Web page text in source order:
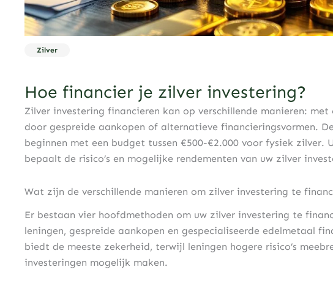
Zilver
Hoe financier je zilver investering?
Zilver investering financieren kan op verschillende manieren: met
door gespreide aankopen of alternatieve financieringsvormen.
beginnen met een budget tussen €500-€2.000 voor fysiek zilver.
bepaalt de risico’s en mogelijke rendementen van uw zilver
Wat zijn de verschillende manieren om zilver investering te
Er bestaan vier hoofdmethoden om uw zilver investering te
leningen, gespreide aankopen en gespecialiseerde edelmetaal
biedt de meeste zekerheid, terwijl leningen hogere risico’s
investeringen mogelijk maken.